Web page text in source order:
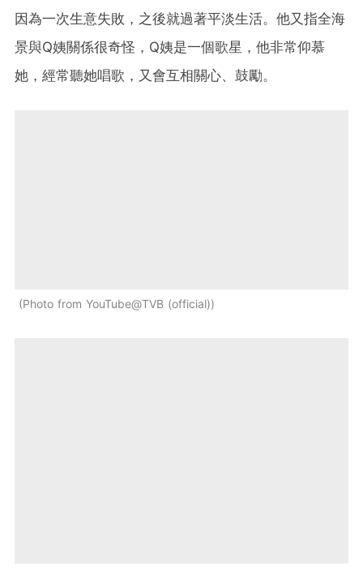
因為一次生意失敗，之後就過著平淡生活。他又指全海
景與Q姨關係很奇怪，Q姨是一個歌星，他非常仰慕
她，經常聽她唱歌，又會互相關心、鼓勵。
Photo from YouTube@TVB (official)